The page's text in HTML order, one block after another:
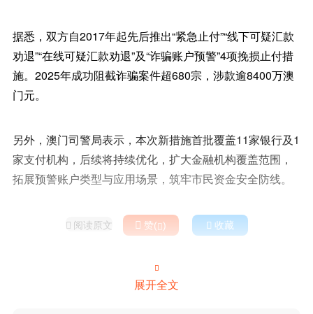
据悉，双方自2017年起先后推出“紧急止付”“线下可疑汇款
劝退”“在线可疑汇款劝退”及“诈骗账户预警”4项挽损止付措
施。2025年成功阻截诈骗案件超680宗，涉款逾8400万澳
门元。
另外，澳门司警局表示，本次新措施首批覆盖11家银行及1
家支付机构，后续将持续优化，扩大金融机构覆盖范围，
拓展预警账户类型与应用场景，筑牢市民资金安全防线。
 阅读原文  赞()  收藏

展开全文